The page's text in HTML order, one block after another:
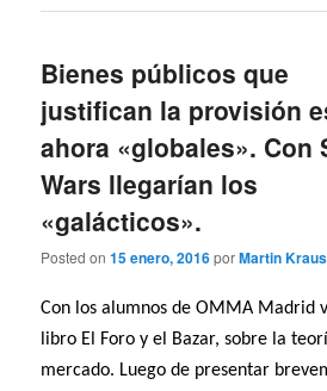
Bienes públicos que
justifican la provisión
ahora «globales». Con
Wars llegarían los
«galácticos».
Posted on15 enero, 2016porMartin
Con los alumnos de OMMA Madrid
libro El Foro y el Bazar, sobre la
mercado. Luego de presentar